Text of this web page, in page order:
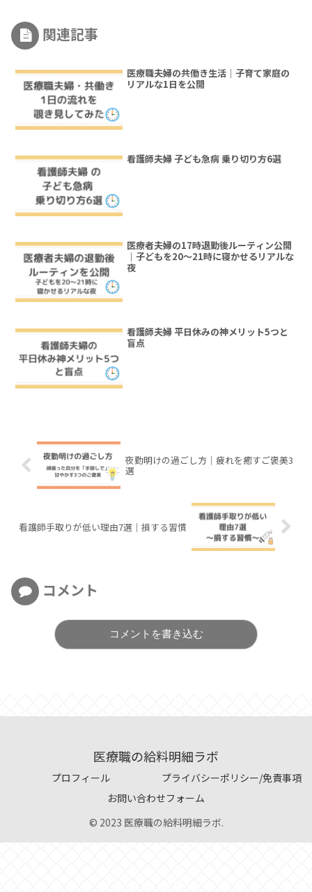
関連記事
医療職夫婦の共働き生活｜子育て家庭の
リアルな1日を公開
看護師夫婦 子ども急病 乗り切り方6選
医療者夫婦の17時退勤後ルーティン公開
｜子どもを20〜21時に寝かせるリアルな
夜
看護師夫婦 平日休みの神メリット5つと
盲点
夜勤明けの過ごし方｜疲れを癒すご褒美3
選
看護師手取りが低い理由7選｜損する習慣
コメント
コメントを書き込む
医療職の給料明細ラボ
プロフィール
プライバシーポリシー/免責事項
お問い合わせフォーム
© 2023 医療職の給料明細ラボ.